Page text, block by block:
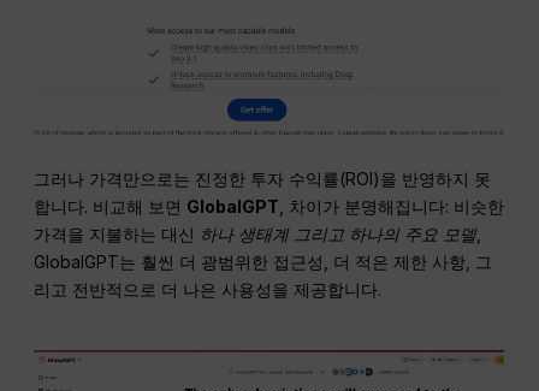
그러나 가격만으로는 진정한 투자 수익률(ROI)을 반영하지 못
합니다. 비교해 보면 GlobalGPT , 차이가 분명해집니다: 비슷한
가격을 지불하는 대신 하나 생태계 그리고 하나의 주요 모델
GlobalGPT는 훨씬 더 광범위한 접근성, 더 적은 제한 사항, 그
리고 전반적으로 더 나은 사용성을 제공합니다.